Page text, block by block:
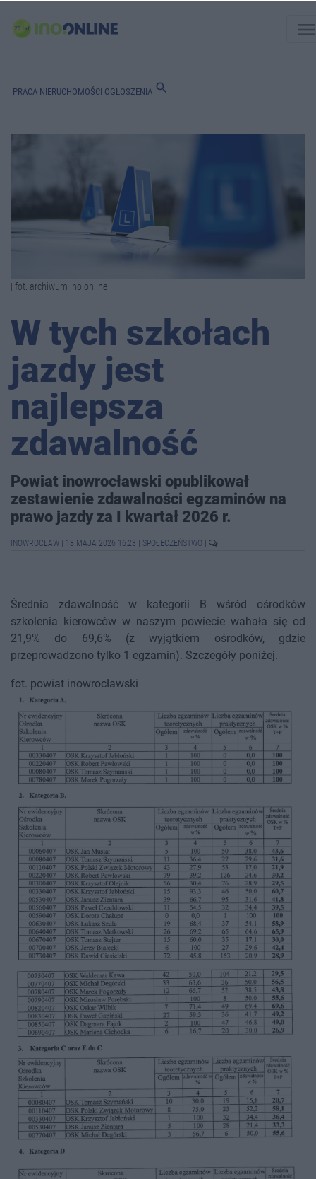
PRACA NIERUCHOMOŚCI OGŁOSZENIA search
| fot. archiwum ino.online
W tych szkołach
jazdy jest
najlepsza
zdawalność
Powiat inowrocławski opublikował
zestawienie zdawalności egzaminów na
prawo jazdy za I kwartał 2026 r.
INOWROCŁAW 18 MAJA 2026 16:23 SPOŁECZEŃSTWO
Średnia zdawalność w kategorii B wśród ośrodków
szkolenia kierowców w naszym powiecie wahała się od
21,9% do 69,6% (z wyjątkiem ośrodków, gdzie
przeprowadzono tylko 1 egzamin). Szczegóły poniżej.
fot. powiat inowrocławski